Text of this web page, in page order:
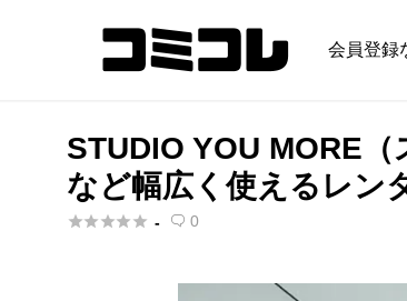
会員登録
STUDIO YOU MORE
など幅広く使えるレン
 -  0